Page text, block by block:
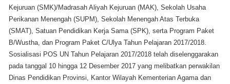
Kejuruan (SMK)/Madrasah Aliyah Kejuruan (MAK), Sekolah Usaha
Perikanan Menengah (SUPM), Sekolah Menengah Atas Terbuka
(SMAT), Satuan Pendidikan Kerja Sama (SPK), serta Program Paket
B/Wustha, dan Program Paket C/Ulya Tahun Pelajaran 2017/2018.
Sosialisasi POS UN Tahun Pelajaran 2017/2018 telah diselenggarakan
pada tanggal 10 hingga 12 Desember 2017 yang melibatkan perwakilan
Dinas Pendidikan Provinsi, Kantor Wilayah Kementerian Agama dan